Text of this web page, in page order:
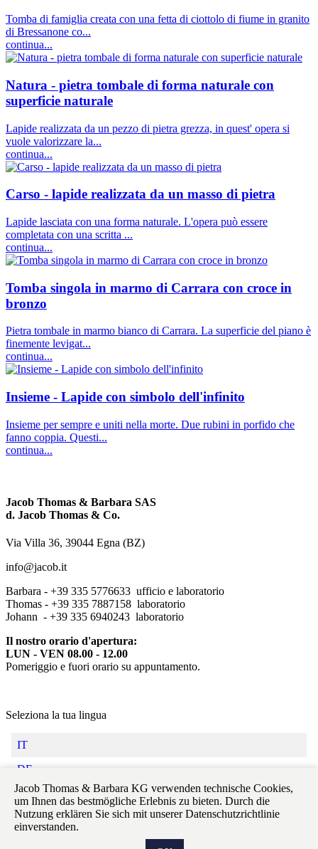
Tomba di famiglia creata con una fetta di ciottolo di fiume in granito
di Bressanone co...
continua...
Natura - pietra tombale di forma naturale con
superficie naturale
Lapide realizzata da un pezzo di pietra grezza, in quest' opera si
vuole valorizzare la...
continua...
Carso - lapide realizzata da un masso di pietra
Lapide lasciata con una forma naturale. L'opera può essere
completata con una scritta ...
continua...
Tomba singola in marmo di Carrara con croce in
bronzo
Pietra tombale in marmo bianco di Carrara. La superficie del piano è
finemente levigat...
continua...
Insieme - Lapide con simbolo dell'infinito
Insieme per sempre e uniti nella morte. Due rubini in porfido che
fanno coppia. Questi...
continua...
Jacob Thomas & Barbara KG verwenden technische Cookies,
um Ihnen das bestmögliche Erlebnis zu bieten. Durch die
Nutzung erklären Sie sich mit unserer Datenschutzrichtlinie
einverstanden.
Jacob Thomas & Barbara SAS
d. Jacob Thomas & Co.
Via Villa 36, 39044 Egna (BZ)
info@jacob.it
Barbara - +39 335 5776633 ufficio e laboratorio
Thomas - +39 335 7887158 laboratorio
Johann - +39 335 6940243 laboratorio
Il nostro orario d'apertura:
LUN - VEN 08.00 - 12.00
Pomeriggio e fuori orario su appuntamento.
Seleziona la tua lingua
IT
DE
Impressum
Privacy